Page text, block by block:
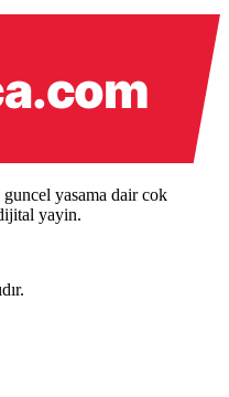
yasama dair cok
yayin.